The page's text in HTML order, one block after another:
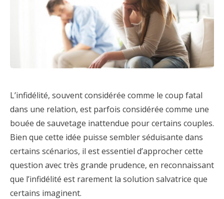
L’infidélité, souvent considérée comme le coup fatal
dans une relation, est parfois considérée comme une
bouée de sauvetage inattendue pour certains couples.
Bien que cette idée puisse sembler séduisante dans
certains scénarios, il est essentiel d’approcher cette
question avec très grande prudence, en reconnaissant
que l’infidélité est rarement la solution salvatrice que
certains imaginent.